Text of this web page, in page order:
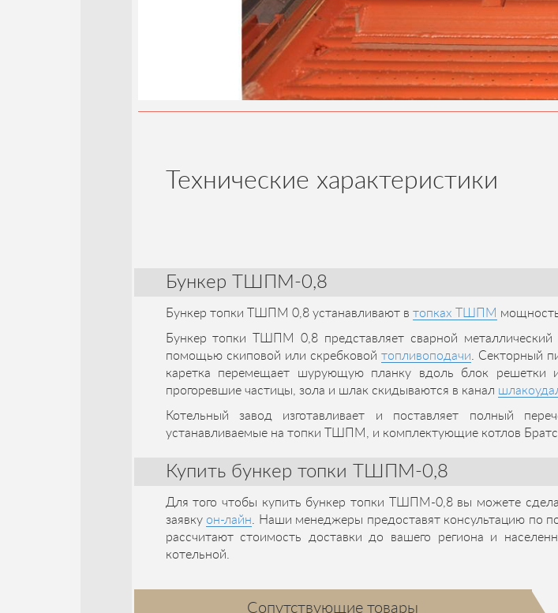
Технические характеристики
Бункер ТШПМ-0,8
Бункер топки ТШПМ 0,8 устанавливают в топках ТШПМ
Бункер топки ТШПМ 0,8 представляет сварной
помощью скиповой или скребковой топливоподачи . Секторный
каретка перемещает шурующую планку вдоль блок решетки
прогоревшие частицы, зола и шлак скидываются в канал
Котельный завод изготавливает и поставляет полный
устанавливаемые на топки ТШПМ, и комплектующие котлов
Купить бункер топки ТШПМ-0,8
Для того чтобы купить бункер топки ТШПМ-0,8 вы можете
заявку он-лайн . Наши менеджеры предоставят консультацию по
рассчитают стоимость доставки до вашего региона и
котельной.
Сопутствующие товары